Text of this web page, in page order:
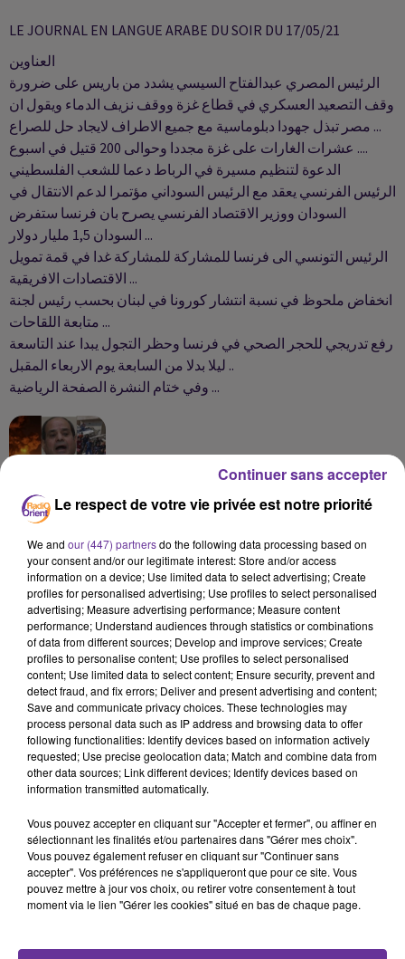
LE JOURNAL EN LANGUE ARABE DU SOIR DU 17/05/21
الرئيس المصري عبدالفتاح السيسي يشدد من باريس على ضرورة
وقف التصعيد العسكري في قطاع غزة ووقف نزيف الدماء ويقول ان
مصر تبذل جهودا دبلوماسية مع جميع الاطراف لايجاد حل للصراع ...
عشرات الغارات على غزة مجددا وحوالى 200 قتيل في اسبوع ....
الدعوة لتنظيم مسيرة في الرباط دعما للشعب الفلسطيني
الرئيس الفرنسي يعقد مع الرئيس السوداني مؤتمرا لدعم الانتقال في
السودان ووزير الاقتصاد الفرنسي يصرح بان فرنسا ستفرض
السودان 1,5 مليار دولار ...
الرئيس التونسي الى فرنسا للمشاركة للمشاركة غدا في قمة تمويل
الاقتصادات الافريقية ...
انخفاض ملحوظ في نسبة انتشار كورونا في لبنان بحسب رئيس لجنة
متابعة اللقاحات ...
رفع تدريجي للحجر الصحي في فرنسا وحظر التجول يبدا عند التاسعة
ليلا بدلا من السابعة يوم الاربعاء المقبل ..
وفي ختام النشرة الصفحة الرياضية ...
Podcast
JR AR SOIR 17 05 21
LA PLAYLIST
Le respect de votre vie privée est notre priorité
We and our (447) partnersdo the following data processing based on
your consent and/or our legitimate interest: Store and/or access
information on a device; Use limited data to select advertising; Create
profiles for personalised advertising; Use profiles to select personalised
advertising; Measure advertising performance; Measure content
performance; Understand audiences through statistics or combinations
of data from different sources; Develop and improve services; Create
profiles to personalise content; Use profiles to select personalised
content; Use limited data to select content; Ensure security, prevent and
detect fraud, and fix errors; Deliver and present advertising and content;
Save and communicate privacy choices. These technologies may
process personal data such as IP address and browsing data to offer
following functionalities: Identify devices based on information actively
requested; Use precise geolocation data; Match and combine data from
other data sources; Link different devices; Identify devices based on
information transmitted automatically.
Vous pouvez accepter en cliquant sur "Accepter et fermer", ou affiner en
sélectionnant les finalités et/ou partenaires dans "Gérer mes choix".
Vous pouvez également refuser en cliquant sur "Continuer sans
accepter". Vos préférences ne s'appliqueront que pour ce site. Vous
pouvez mettre à jour vos choix, ou retirer votre consentement à tout
moment via le lien "Gérer les cookies" situé en bas de chaque page.
Continuer sans accepter